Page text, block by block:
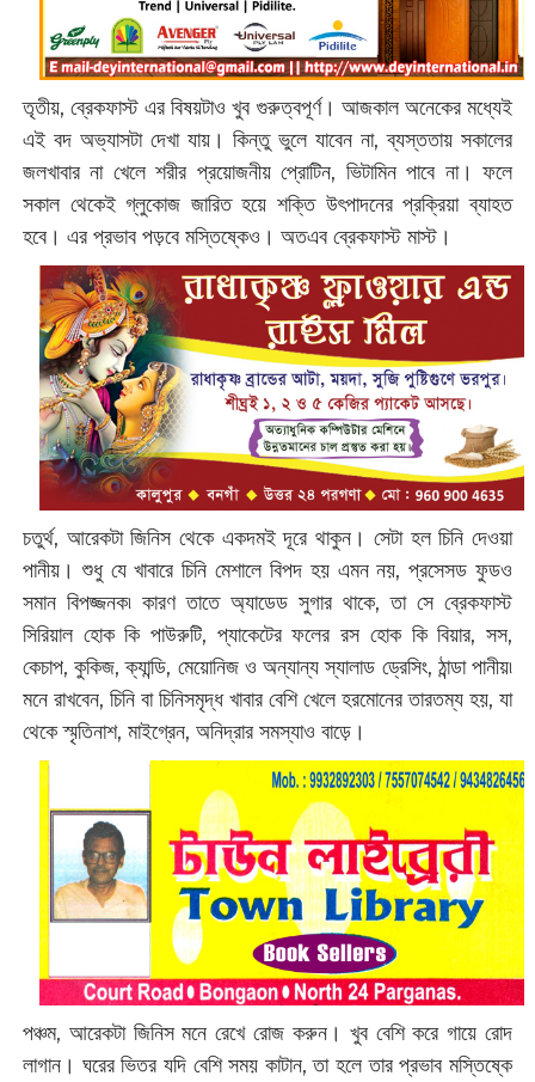
তৃতীয়, ব্রেকফাস্ট এর বিষয়টাও খুব গুরুত্বপূর্ণ। আজকাল অনেকের মধ্যেই
এই বদ অভ্যাসটা দেখা যায়। কিন্তু ভুলে যাবেন না, ব্যস্ততায় সকালের
জলখাবার না খেলে শরীর প্রয়োজনীয় প্রোটিন, ভিটামিন পাবে না। ফলে
সকাল থেকেই গ্লুকোজ জারিত হয়ে শক্তি উৎপাদনের প্রক্রিয়া ব্যাহত
হবে। এর প্রভাব পড়বে মস্তিষ্কেও। অতএব ব্রেকফাস্ট মাস্ট।
চতুর্থ, আরেকটা জিনিস থেকে একদমই দূরে থাকুন। সেটা হল চিনি দেওয়া
পানীয়। শুধু যে খাবারে চিনি মেশালে বিপদ হয় এমন নয়, প্রসেসড ফুডও
সমান বিপজ্জনক৷ কারণ তাতে অ্যাডেড সুগার থাকে, তা সে ব্রেকফাস্ট
সিরিয়াল হোক কি পাউরুটি, প্যাকেটের ফলের রস হোক কি বিয়ার, সস,
কেচাপ, কুকিজ, ক্যান্ডি, মেয়োনিজ ও অন্যান্য স্যালাড ড্রেসিং, ঠান্ডা পানীয়৷
মনে রাখবেন, চিনি বা চিনিসমৃদ্ধ খাবার বেশি খেলে হরমোনের তারতম্য হয়, যা
থেকে স্মৃতিনাশ, মাইগ্রেন, অনিদ্রার সমস্যাও বাড়ে।
পঞ্চম, আরেকটা জিনিস মনে রেখে রোজ করুন। খুব বেশি করে গায়ে রোদ
লাগান। ঘরের ভিতর যদি বেশি সময় কাটান, তা হলে তার প্রভাব মস্তিষ্কে